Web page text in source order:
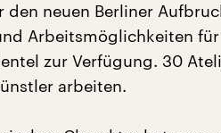
neuen Berliner
Arbeitsmöglichkeiten
zur Verfügung. 30
arbeiten.